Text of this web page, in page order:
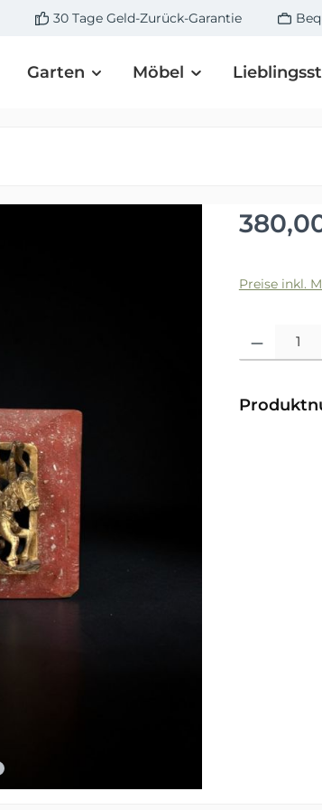
30 Tage Geld-Zurück-Garantie
Garten Möbel
Regulärer
Preise inkl.
Produkt